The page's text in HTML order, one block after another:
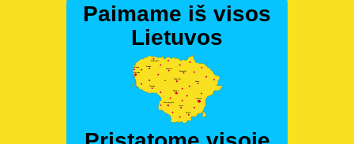
Paimame iš visos
Lietuvos